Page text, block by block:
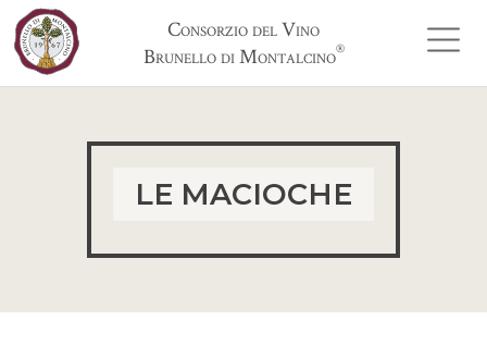
Consorzio del Vino
Brunello di Montalcino®
LE MACIOCHE